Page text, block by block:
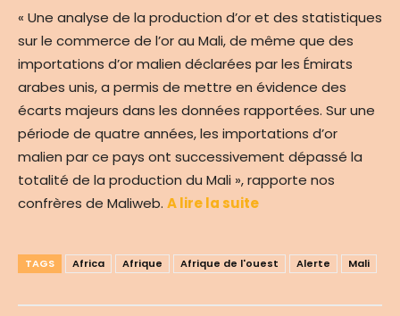
« Une analyse de la production d’or et des statistiques
sur le commerce de l’or au Mali, de même que des
importations d’or malien déclarées par les Émirats
arabes unis, a permis de mettre en évidence des
écarts majeurs dans les données rapportées. Sur une
période de quatre années, les importations d’or
malien par ce pays ont successivement dépassé la
totalité de la production du Mali », rapporte nos
confrères de Maliweb. A lire la suite
TAGS Africa Afrique Afrique de l'ouest Alerte Mali